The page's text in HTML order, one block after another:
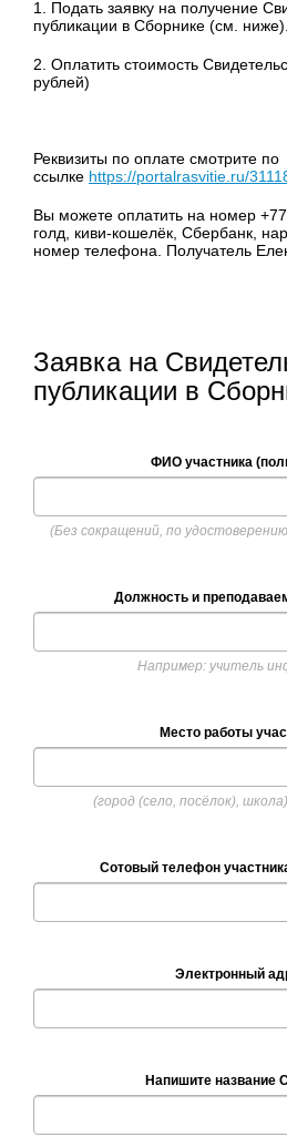
1. Подать заявку на получение
публикации в Сборнике (см. ниже).
2. Оплатить стоимость
рублей)
Реквизиты по оплате смотрите по
ссылке https://portalrasvitie.ru/
Вы можете оплатить на номер
голд, киви-кошелёк, Сбербанк,
номер телефона. Получатель
Заявка на
публикации в
ФИО участника
(Без сокращений, по
Должность и
Например: учитель
Место работы
(город (село, посёлок),
Сотовый телефон
Электронный
Напишите название